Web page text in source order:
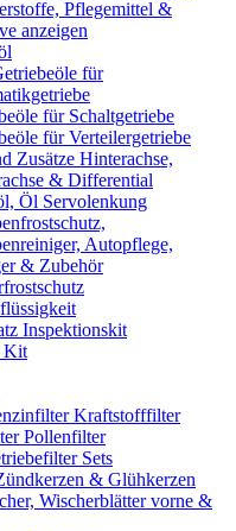
Pflegemittel &
anzeigen
für
für Schaltgetriebe
für Verteilergetriebe
Zusätze Hinterachse,
& Differential
Öl Servolenkung
Autopflege,
& Zubehör
Inspektionskit
Kit
Kraftstofffilter
Pollenfilter
Sets
& Glühkerzen
Wischerblätter vorne &